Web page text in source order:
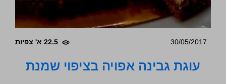
30/05/2017 22.5 א' צפיות
עוגת גבינה אפויה בציפוי שמנת